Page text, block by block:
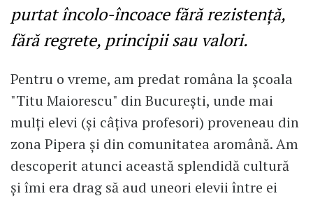
purtat încolo-încoace fără rezistență,
fără regrete, principii sau valori.
Pentru o vreme, am predat româna la școala
"Titu Maiorescu" din București, unde mai
mulți elevi (și câțiva profesori) proveneau din
zona Pipera și din comunitatea aromână. Am
descoperit atunci această splendidă cultură
și îmi era drag să aud uneori elevii între ei